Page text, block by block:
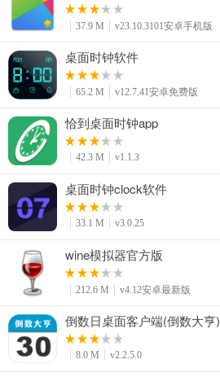
37.9 M v23.10.3101安卓手机版
桌面时钟软件
65.2 M v12.7.41安卓免费版
恰到桌面时钟app
42.3 M v1.1.3
桌面时钟clock软件
33.1 M v3.0.25
wine模拟器官方版
212.6 M v4.12安卓最新版
倒数日桌面客户端(倒数大亨)
8.0 M v2.2.5.0